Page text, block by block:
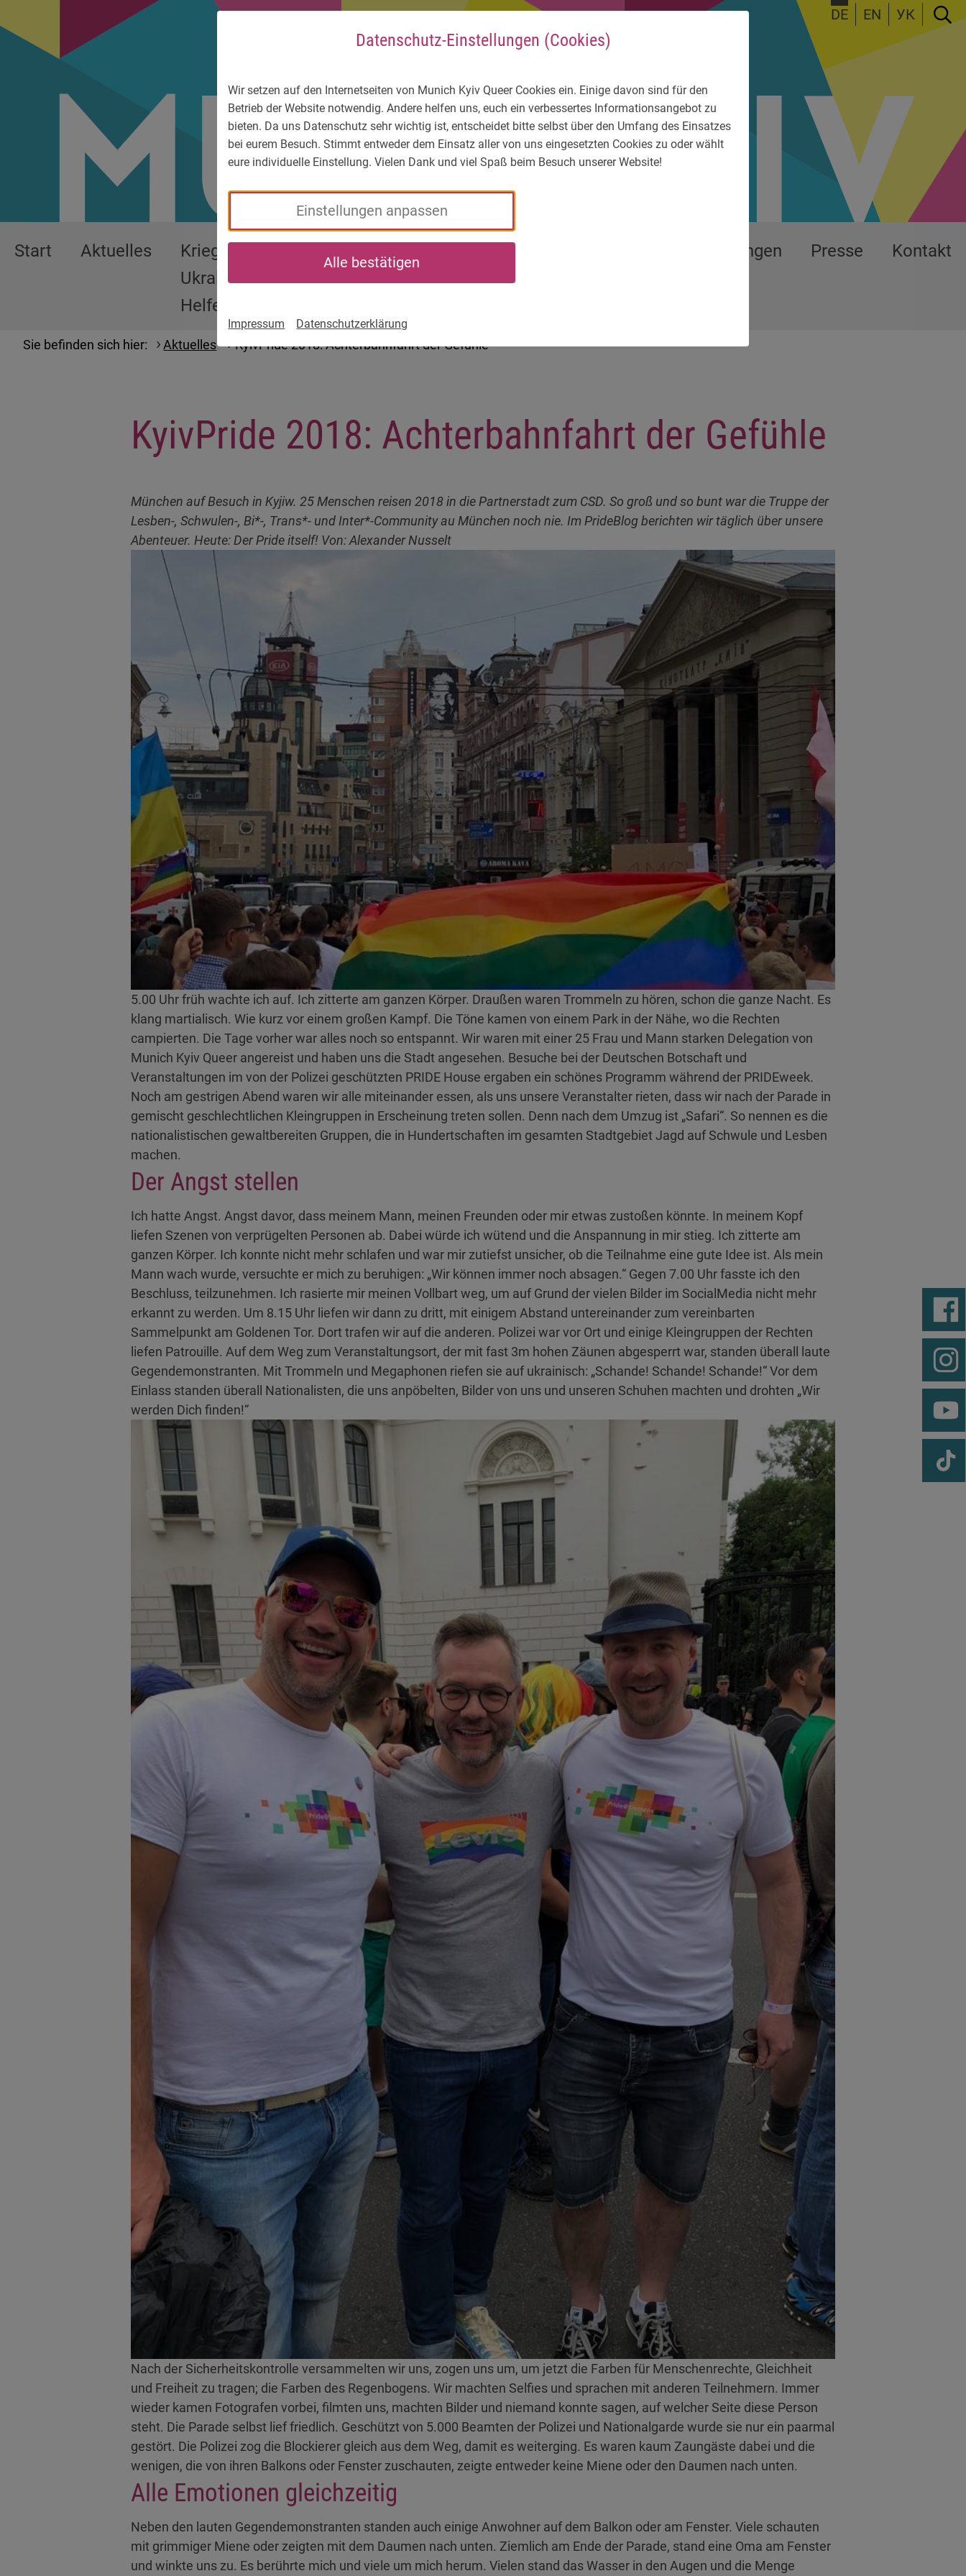
Datenschutz-Einstellungen (Cookies)
Wir setzen auf den Internetseiten von Munich Kyiv Queer Cookies ein. Einige davon sind für den
Betrieb der Website notwendig. Andere helfen uns, euch ein verbessertes Informationsangebot zu
bieten. Da uns Datenschutz sehr wichtig ist, entscheidet bitte selbst über den Umfang des Einsatzes
bei eurem Besuch. Stimmt entweder dem Einsatz aller von uns eingesetzten Cookies zu oder wählt
eure individuelle Einstellung. Vielen Dank und viel Spaß beim Besuch unserer Website!
Einstellungen anpassen
Alle bestätigen
Impressum Datenschutzerklärung
Zum Hauptmenü
Zum Sprachmenü
Zu den Service-Informationen DE EN УК
Start Aktuelles
Krieg in der
Ukraine:
Helfen
Pat*in für
Wie ist die
Ausstellungen Presse Kontakt
Sie befinden sich hier: Aktuelles KyivPride 2018: Achterbahnfahrt der Gefühle
KyivPride 2018: Achterbahnfahrt der Gefühle
München auf Besuch in Kyjiw. 25 Menschen reisen 2018 in die Partnerstadt zum CSD. So groß und so bunt war die Truppe der
Lesben-, Schwulen-, Bi*-, Trans*- und Inter*-Community au München noch nie. Im PrideBlog berichten wir täglich über unsere
Abenteuer. Heute: Der Pride itself! Von: Alexander Nusselt
5.00 Uhr früh wachte ich auf. Ich zitterte am ganzen Körper. Draußen waren Trommeln zu hören, schon die ganze Nacht. Es
klang martialisch. Wie kurz vor einem großen Kampf. Die Töne kamen von einem Park in der Nähe, wo die Rechten
campierten. Die Tage vorher war alles noch so entspannt. Wir waren mit einer 25 Frau und Mann starken Delegation von
Munich Kyiv Queer angereist und haben uns die Stadt angesehen. Besuche bei der Deutschen Botschaft und
Veranstaltungen im von der Polizei geschützten PRIDE House ergaben ein schönes Programm während der PRIDEweek.
Noch am gestrigen Abend waren wir alle miteinander essen, als uns unsere Veranstalter rieten, dass wir nach der Parade in
gemischt geschlechtlichen Kleingruppen in Erscheinung treten sollen. Denn nach dem Umzug ist „Safari“. So nennen es die
nationalistischen gewaltbereiten Gruppen, die in Hundertschaften im gesamten Stadtgebiet Jagd auf Schwule und Lesben
machen.
Der Angst stellen
Ich hatte Angst. Angst davor, dass meinem Mann, meinen Freunden oder mir etwas zustoßen könnte. In meinem Kopf
liefen Szenen von verprügelten Personen ab. Dabei würde ich wütend und die Anspannung in mir stieg. Ich zitterte am
ganzen Körper. Ich konnte nicht mehr schlafen und war mir zutiefst unsicher, ob die Teilnahme eine gute Idee ist. Als mein
Mann wach wurde, versuchte er mich zu beruhigen: „Wir können immer noch absagen.“ Gegen 7.00 Uhr fasste ich den
Beschluss, teilzunehmen. Ich rasierte mir meinen Vollbart weg, um auf Grund der vielen Bilder im SocialMedia nicht mehr
erkannt zu werden. Um 8.15 Uhr liefen wir dann zu dritt, mit einigem Abstand untereinander zum vereinbarten
Sammelpunkt am Goldenen Tor. Dort trafen wir auf die anderen. Polizei war vor Ort und einige Kleingruppen der Rechten
liefen Patrouille. Auf dem Weg zum Veranstaltungsort, der mit fast 3m hohen Zäunen abgesperrt war, standen überall laute
Gegendemonstranten. Mit Trommeln und Megaphonen riefen sie auf ukrainisch: „Schande! Schande! Schande!“ Vor dem
Einlass standen überall Nationalisten, die uns anpöbelten, Bilder von uns und unseren Schuhen machten und drohten „Wir
werden Dich finden!“
Nach der Sicherheitskontrolle versammelten wir uns, zogen uns um, um jetzt die Farben für Menschenrechte, Gleichheit
und Freiheit zu tragen; die Farben des Regenbogens. Wir machten Selfies und sprachen mit anderen Teilnehmern. Immer
wieder kamen Fotografen vorbei, filmten uns, machten Bilder und niemand konnte sagen, auf welcher Seite diese Person
steht. Die Parade selbst lief friedlich. Geschützt von 5.000 Beamten der Polizei und Nationalgarde wurde sie nur ein paarmal
gestört. Die Polizei zog die Blockierer gleich aus dem Weg, damit es weiterging. Es waren kaum Zaungäste dabei und die
wenigen, die von ihren Balkons oder Fenster zuschauten, zeigte entweder keine Miene oder den Daumen nach unten.
Alle Emotionen gleichzeitig
Neben den lauten Gegendemonstranten standen auch einige Anwohner auf dem Balkon oder am Fenster. Viele schauten
mit grimmiger Miene oder zeigten mit dem Daumen nach unten. Ziemlich am Ende der Parade, stand eine Oma am Fenster
und winkte uns zu. Es berührte mich und viele um mich herum. Vielen stand das Wasser in den Augen und die Menge